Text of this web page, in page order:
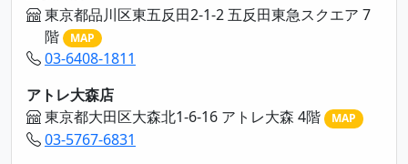
東京都品川区東五反田2-1-2 五反田東急スクエア 7
階
MAP
03-6408-1811
アトレ大森店
東京都大田区大森北1-6-16 アトレ大森 4階
MAP
03-5767-6831